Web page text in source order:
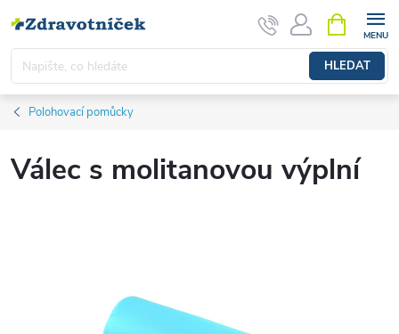
HLEDAT
Polohovací pomůcky
Válec s molitanovou výplní